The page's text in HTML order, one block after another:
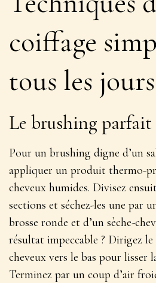
coiffage
tous les jours
Le brushing parfait
Pour un brushing digne d’un
appliquer un produit thermo-
cheveux humides. Divisez
sections et séchez-les une par
brosse ronde et d’un sèche-
résultat impeccable ? Dirigez
cheveux vers le bas pour lisser
Terminez par un coup d’air